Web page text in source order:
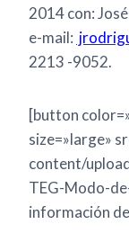
2014 con:
e-mail:
2213 -9052.
[button
size=»large»
content/
TEG-Modo-
información